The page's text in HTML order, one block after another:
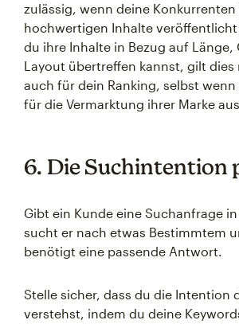
zulässig, wenn deine
hochwertigen Inhalte veröffentlicht
du ihre Inhalte in Bezug auf Länge,
Layout übertreffen kannst, gilt
auch für dein Ranking, selbst wenn
für die Vermarktung ihrer Marke
6. Die Suchintention
Gibt ein Kunde eine Suchanfrage
sucht er nach etwas Bestimmtem
benötigt eine passende Antwort.
Stelle sicher, dass du die Intention
verstehst, indem du deine